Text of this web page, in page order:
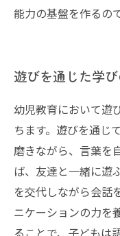
能力の基盤を作るので
遊びを通じた学
幼児教育において遊
ちます。遊びを通じ
磨きながら、言葉を
ば、友達と一緒に遊
を交代しながら会話
ニケーションの力を
ることで、子どもは